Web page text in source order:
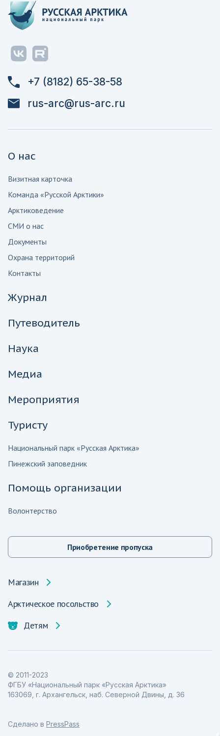
+7 (8182) 65-38-58
rus-arc@rus-arc.ru
О нас
Визитная карточка
Команда «Русской Арктики»
Арктиковедение
СМИ о нас
Документы
Охрана территорий
Контакты
Журнал
Путеводитель
Наука
Медиа
Мероприятия
Туристу
Национальный парк «Русская Арктика»
Пинежский заповедник
Помощь организации
Волонтерство
Приобретение пропуска
Магазин
Арктическое посольство
Детям
© 2011-2023
ФГБУ «Национальный парк «Русская Арктика»
163069, г. Архангельск, наб. Северной Двины, д. 36
Сделано в PressPass